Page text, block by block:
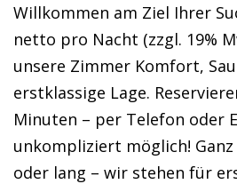
Willkommen am Ziel Ihrer
netto pro Nacht (zzgl. 19%
unsere Zimmer Komfort,
erstklassige Lage.
Minuten – per Telefon oder
unkompliziert möglich!
oder lang – wir stehen für